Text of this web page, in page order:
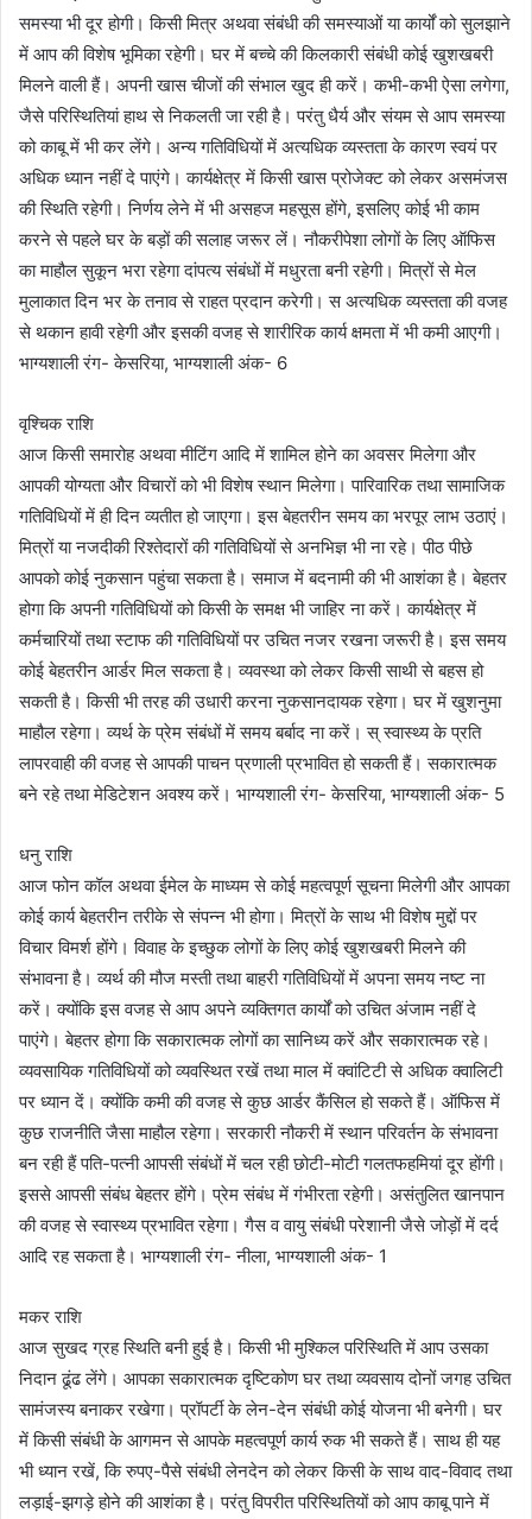
समस्या भी दूर होगी। किसी मित्र अथवा संबंधी की समस्याओं या कार्यों को सुलझाने
में आप की विशेष भूमिका रहेगी। घर में बच्चे की किलकारी संबंधी कोई खुशखबरी
मिलने वाली हैं। अपनी खास चीजों की संभाल खुद ही करें। कभी-कभी ऐसा लगेगा,
जैसे परिस्थितियां हाथ से निकलती जा रही है। परंतु धैर्य और संयम से आप समस्या
को काबू में भी कर लेंगे। अन्य गतिविधियों में अत्यधिक व्यस्तता के कारण स्वयं पर
अधिक ध्यान नहीं दे पाएंगे। कार्यक्षेत्र में किसी खास प्रोजेक्ट को लेकर असमंजस
की स्थिति रहेगी। निर्णय लेने में भी असहज महसूस होंगे, इसलिए कोई भी काम
करने से पहले घर के बड़ों की सलाह जरूर लें। नौकरीपेशा लोगों के लिए ऑफिस
का माहौल सुकून भरा रहेगा दांपत्य संबंधों में मधुरता बनी रहेगी। मित्रों से मेल
मुलाकात दिन भर के तनाव से राहत प्रदान करेगी। स अत्यधिक व्यस्तता की वजह
से थकान हावी रहेगी और इसकी वजह से शारीरिक कार्य क्षमता में भी कमी आएगी।
भाग्यशाली रंग- केसरिया, भाग्यशाली अंक- 6
वृश्चिक राशि
आज किसी समारोह अथवा मीटिंग आदि में शामिल होने का अवसर मिलेगा और
आपकी योग्यता और विचारों को भी विशेष स्थान मिलेगा। पारिवारिक तथा सामाजिक
गतिविधियों में ही दिन व्यतीत हो जाएगा। इस बेहतरीन समय का भरपूर लाभ उठाएं।
मित्रों या नजदीकी रिश्तेदारों की गतिविधियों से अनभिज्ञ भी ना रहे। पीठ पीछे
आपको कोई नुकसान पहुंचा सकता है। समाज में बदनामी की भी आशंका है। बेहतर
होगा कि अपनी गतिविधियों को किसी के समक्ष भी जाहिर ना करें। कार्यक्षेत्र में
कर्मचारियों तथा स्टाफ की गतिविधियों पर उचित नजर रखना जरूरी है। इस समय
कोई बेहतरीन आर्डर मिल सकता है। व्यवस्था को लेकर किसी साथी से बहस हो
सकती है। किसी भी तरह की उधारी करना नुकसानदायक रहेगा। घर में खुशनुमा
माहौल रहेगा। व्यर्थ के प्रेम संबंधों में समय बर्बाद ना करें। स् स्वास्थ्य के प्रति
लापरवाही की वजह से आपकी पाचन प्रणाली प्रभावित हो सकती हैं। सकारात्मक
बने रहे तथा मेडिटेशन अवश्य करें। भाग्यशाली रंग- केसरिया, भाग्यशाली अंक- 5
धनु राशि
आज फोन कॉल अथवा ईमेल के माध्यम से कोई महत्वपूर्ण सूचना मिलेगी और आपका
कोई कार्य बेहतरीन तरीके से संपन्न भी होगा। मित्रों के साथ भी विशेष मुद्दों पर
विचार विमर्श होंगे। विवाह के इच्छुक लोगों के लिए कोई खुशखबरी मिलने की
संभावना है। व्यर्थ की मौज मस्ती तथा बाहरी गतिविधियों में अपना समय नष्ट ना
करें। क्योंकि इस वजह से आप अपने व्यक्तिगत कार्यों को उचित अंजाम नहीं दे
पाएंगे। बेहतर होगा कि सकारात्मक लोगों का सानिध्य करें और सकारात्मक रहे।
व्यवसायिक गतिविधियों को व्यवस्थित रखें तथा माल में क्वांटिटी से अधिक क्वालिटी
पर ध्यान दें। क्योंकि कमी की वजह से कुछ आर्डर कैंसिल हो सकते हैं। ऑफिस में
कुछ राजनीति जैसा माहौल रहेगा। सरकारी नौकरी में स्थान परिवर्तन के संभावना
बन रही हैं पति-पत्नी आपसी संबंधों में चल रही छोटी-मोटी गलतफहमियां दूर होंगी।
इससे आपसी संबंध बेहतर होंगे। प्रेम संबंध में गंभीरता रहेगी। असंतुलित खानपान
की वजह से स्वास्थ्य प्रभावित रहेगा। गैस व वायु संबंधी परेशानी जैसे जोड़ों में दर्द
आदि रह सकता है। भाग्यशाली रंग- नीला, भाग्यशाली अंक- 1
मकर राशि
आज सुखद ग्रह स्थिति बनी हुई है। किसी भी मुश्किल परिस्थिति में आप उसका
निदान ढूंढ लेंगे। आपका सकारात्मक दृष्टिकोण घर तथा व्यवसाय दोनों जगह उचित
सामंजस्य बनाकर रखेगा। प्रॉपर्टी के लेन-देन संबंधी कोई योजना भी बनेगी। घर
में किसी संबंधी के आगमन से आपके महत्वपूर्ण कार्य रुक भी सकते हैं। साथ ही यह
भी ध्यान रखें, कि रुपए-पैसे संबंधी लेनदेन को लेकर किसी के साथ वाद-विवाद तथा
लड़ाई-झगड़े होने की आशंका है। परंतु विपरीत परिस्थितियों को आप काबू पाने में